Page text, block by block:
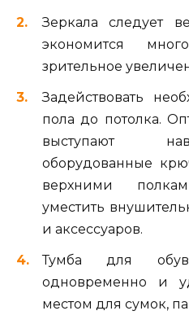
Зеркала следует
экономится
зрительное
Задействовать
пола до потолка.
выступают
оборудованные
верхними
уместить
и аксессуаров.
Тумба для
одновременно и
местом для сумок,